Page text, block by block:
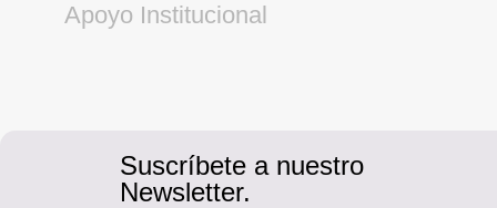
Apoyo Institucional
Suscríbete a nuestro
Newsletter.